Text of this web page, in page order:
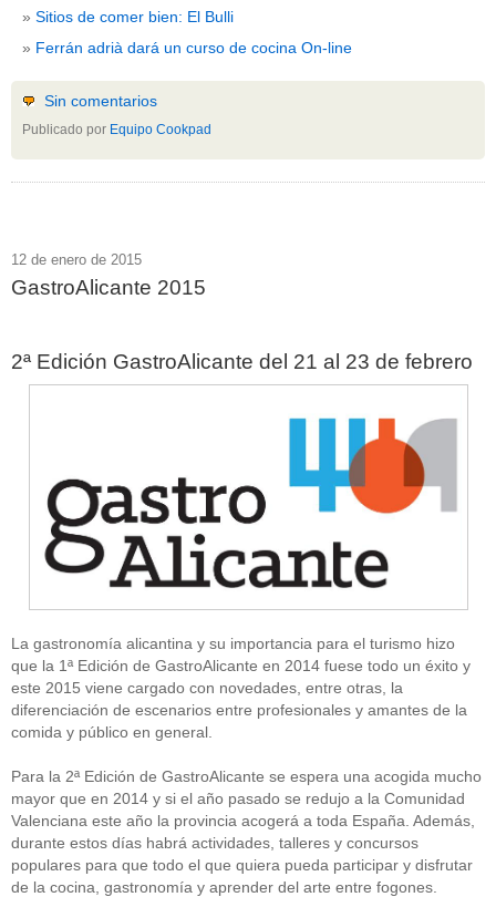
Sitios de comer bien: El Bulli
Ferrán adrià dará un curso de cocina On-line
Sin comentarios
Publicado por Equipo Cookpad
12 de enero de 2015
GastroAlicante 2015
2ª Edición GastroAlicante del 21 al 23 de febrero
La gastronomía alicantina y su importancia para el turismo hizo
que la 1ª Edición de GastroAlicante en 2014 fuese todo un éxito y
este 2015 viene cargado con novedades, entre otras, la
diferenciación de escenarios entre profesionales y amantes de la
comida y público en general.
Para la 2ª Edición de GastroAlicante se espera una acogida mucho
mayor que en 2014 y si el año pasado se redujo a la Comunidad
Valenciana este año la provincia acogerá a toda España. Además,
durante estos días habrá actividades, talleres y concursos
populares para que todo el que quiera pueda participar y disfrutar
de la cocina, gastronomía y aprender del arte entre fogones.